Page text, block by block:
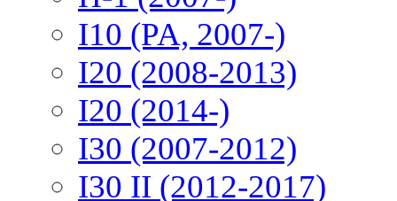
I10 (PA, 2007-)
I20 (2008-2013)
I20 (2014-)
I30 (2007-2012)
I30 II (2012-2017)